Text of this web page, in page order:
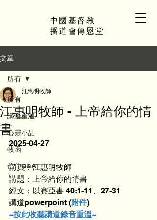
中國基督教
播道會傳恩堂
文章
所有
講道重溫
心靈小品
牧函
信仰Q&A
所有
江惠明牧師 - 上帝給你的情
書
江惠明牧師
2025-04-27
講員：江惠明牧師
講題：上帝給你的情書
經文：以賽亞書 40:1-11、27-31
講道powerpoint (附件)
~按此收聽講道錄音重溫~